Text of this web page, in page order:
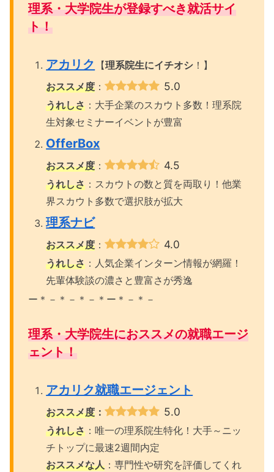
理系・大学院生が登録すべき就活サイ
ト！
アカリク 【理系院生にイチオシ ！】
おススメ度 ： 5.0
うれしさ ：大手企業のスカウト多数！理系院
生対象セミナーイベントが豊富
OfferBox
おススメ度 ： 4.5
うれしさ ：スカウトの数と質を両取り！他業
界スカウト多数で選択肢が拡大
理系ナビ
おススメ度 ： 4.0
うれしさ ：人気企業インターン情報が網羅！
先輩体験談の濃さと豊富さが秀逸
ー＊－＊－＊－＊ー＊－＊－
理系・大学院生におススメの就職エージ
ェント！
アカリク就職エージェント
おススメ度 ： 5.0
うれしさ ：唯一の理系院生特化！大手～ニッ
チトップに最速2週間内定
おススメな人 ：専門性や研究を評価してくれ